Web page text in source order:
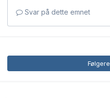
Svar på dette emnet
Følgere